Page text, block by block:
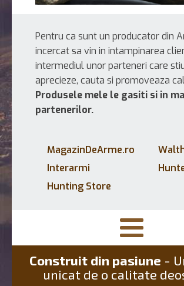
Pentru ca sunt un producator din
incercat sa vin in intampinarea
intermediul unor parteneri care
aprecieze, cauta si promoveaza
Produsele mele le gasiti si in
partenerilor.
MagazinDeArme.ro
Interarmi
Hunting Store
Construit din pasiune -
unicat de o calitate